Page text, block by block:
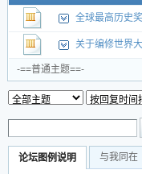
交易帖
新小字报
全球最高历史
关于编修世界
-==普通主题==-
论坛图例说明 与我同在